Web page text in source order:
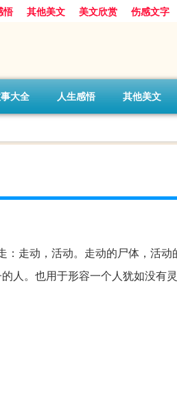
悟 其他美文 美文欣赏 伤感文字
大全 人生感悟 其他美文
走动，活动。走动的尸体，活
。也用于形容一个人犹如没有